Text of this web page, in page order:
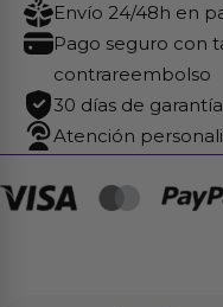
Envío 24/48h en
Pago seguro con
contrareembolso
30 días de
Atención